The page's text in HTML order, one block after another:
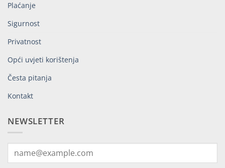
Plaćanje
Sigurnost
Privatnost
Opći uvjeti korištenja
Česta pitanja
Kontakt
NEWSLETTER